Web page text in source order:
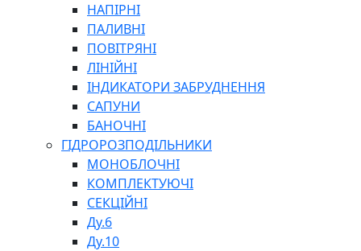
СПЕЦІАЛЬНІ
ОЛИВИ
ГЕРМЕТИКИ
ЗМАЗКИ
КЛЕЇ, ЦЕМЕНТИ, ЕПОКСИДКИ
РЕМОНТ ГІДРОЦИЛІНДРІВ
НАПІРНІ
ПАЛИВНІ
ПОВІТРЯНІ
ЛІНІЙНІ
ІНДИКАТОРИ ЗАБРУДНЕННЯ
САПУНИ
БАНОЧНІ
ГІДРОРОЗПОДІЛЬНИКИ
МОНОБЛОЧНІ
КОМПЛЕКТУЮЧІ
СЕКЦІЙНІ
Ду.6
Ду.10